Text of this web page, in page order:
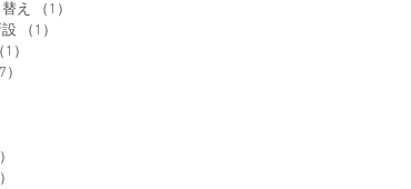
え
（1）
（1）
（1）
）